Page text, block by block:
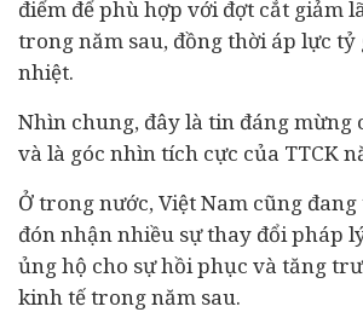
điểm để phù hợp với đợt cắt giảm
trong năm sau, đồng thời áp lực tỷ
nhiệt.
Nhìn chung, đây là tin đáng mừng
và là góc nhìn tích cực của TTCK
Ở trong nước, Việt Nam cũng
đón nhận nhiều sự thay đổi pháp
ủng hộ cho sự hồi phục và tăng
kinh tế trong năm sau.